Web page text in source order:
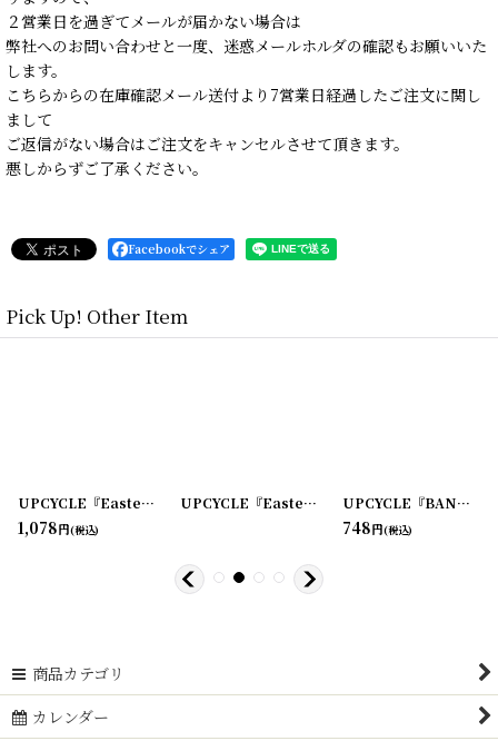
２営業日を過ぎてメールが届かない場合は
弊社へのお問い合わせと一度、迷惑メールホルダの確認もお願いいた
します。
こちらからの在庫確認メール送付より7営業日経過したご注文に関し
まして
ご返信がない場合はご注文をキャンセルさせて頂きます。
悪しからずご了承ください。
Facebookでシェア
Pick Up! Other Item
7] [220124-6] 220124-5]
UPCYCLE『Easter Greetings』VINTAGE POSTCARD リングノート
1,078円(税込)
UPCYCLE『Easter Greetings』VINTAGE POSTCARD リングノート UPCYCLE『BANK OF AMERICA』S クリームVINTAGECARD リングノート
748円(税込)
商品カテゴリ
カレンダー